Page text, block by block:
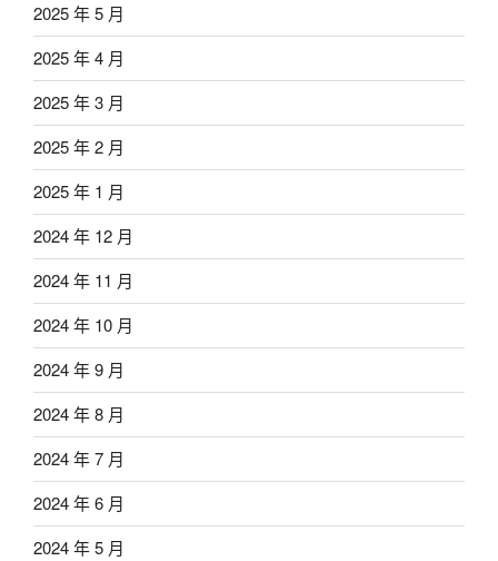
2025 年 5 月
2025 年 4 月
2025 年 3 月
2025 年 2 月
2025 年 1 月
2024 年 12 月
2024 年 11 月
2024 年 10 月
2024 年 9 月
2024 年 8 月
2024 年 7 月
2024 年 6 月
2024 年 5 月